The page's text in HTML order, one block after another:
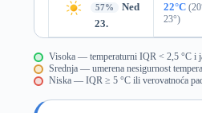
57%
Ned
23.
22°C
23°)
Visoka — temperaturni IQR < 2,5 °C i
Srednja — umerena nesigurnost
Niska — IQR ≥ 5 °C ili verovatnoća